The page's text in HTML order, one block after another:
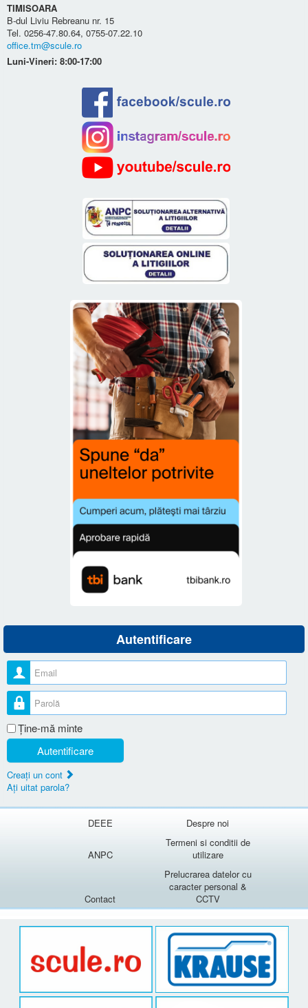
TIMISOARA
B-dul Liviu Rebreanu nr. 15
Tel. 0256-47.80.64, 0755-07.22.10
office.tm@scule.ro
Luni-Vineri: 8:00-17:00
Autentificare
Nume utilizator
Parolă
Ţine-mă minte
Autentificare
Creaţi un cont
Aţi uitat parola?
DEEE Despre noi
ANPC
Termeni si conditii de
utilizare
Contact
Prelucrarea datelor cu
caracter personal &
CCTV